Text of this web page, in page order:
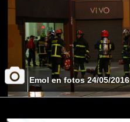
Emol en fotos 24/05/2016